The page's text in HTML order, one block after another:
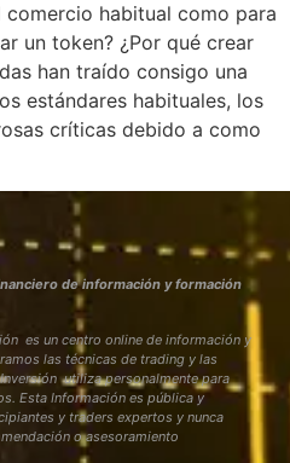
habitual como para
un token? ¿Por qué crear
han traído consigo una
estándares habituales, los
críticas debido a como
de información y formación
es un centro online de información y
las técnicas de trading y las
utiliza personalmente para
Esta Información es pública y
y traders expertos y nunca
o asesoramiento